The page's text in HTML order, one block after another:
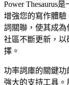
Power Thesaurus
增強您的寫作體
詞關聯，使其成
社區不斷更新，
擇。
功率詞庫的關鍵功
強大的支持工具